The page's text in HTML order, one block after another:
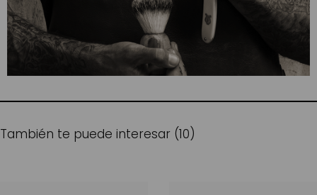
También te puede interesar (10)